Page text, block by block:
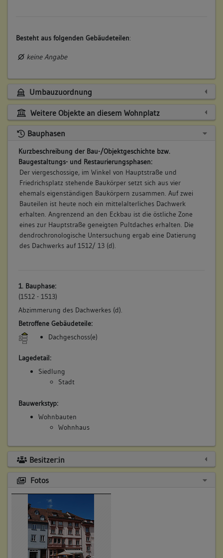
Besteht aus folgenden Gebäudeteilen:
keine Angabe
Umbauzuordnung
Weitere Objekte an diesem Wohnplatz
Bauphasen
Kurzbeschreibung der Bau-/Objektgeschichte bzw.
Baugestaltungs- und Restaurierungsphasen:
Der viergeschossige, im Winkel von Hauptstraße und
Friedrichsplatz stehende Baukörper setzt sich aus vier
ehemals eigenständigen Baukörpern zusammen. Auf zwei
Bauteilen ist heute noch ein mittelalterliches Dachwerk
erhalten. Angrenzend an den Eckbau ist die östliche Zone
eines zur Hauptstraße geneigten Pultdaches erhalten. Die
dendrochronologische Untersuchung ergab eine Datierung
des Dachwerks auf 1512/ 13 (d).
1. Bauphase:
(1512 - 1513)
Abzimmerung des Dachwerkes (d).
Betroffene Gebäudeteile:
Dachgeschoss(e)
Lagedetail:
Siedlung
Stadt
Bauwerkstyp:
Wohnbauten
Wohnhaus
Besitzer:in
Fotos